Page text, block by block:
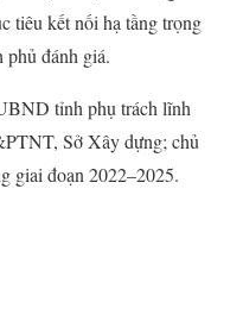
tiêu kết nối hạ tầng trọng
đánh giá.
tỉnh phụ trách lĩnh
Sở Xây dựng; chủ
giai đoạn 2022–2025.